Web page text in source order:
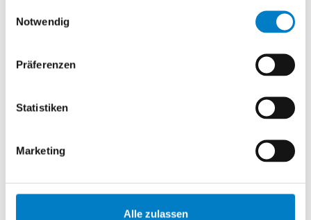
Notwendig
Präferenzen
Statistiken
Marketing
Alle zulassen
Verwendung in der Tierernährung
Erfahrungen mit der Verwendung von Insekten als
Futtermittel für Forellen und andere Fischarten
StarnbergVeranstaltung FELSOnline-
18.00 – 19.30 Uhr (gleiche Zugangsdaten;